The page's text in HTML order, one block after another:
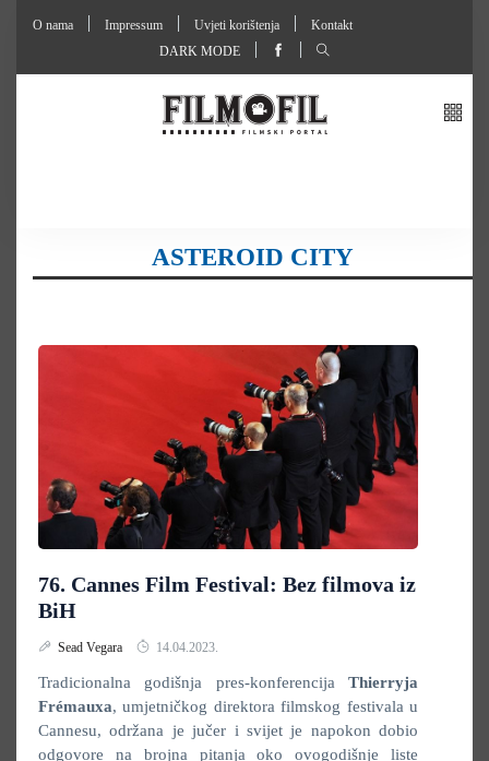
O nama Impressum Uvjeti korištenja
Kontakt
DARK MODE
ASTEROID CITY
76. Cannes Film Festival: Bez filmova iz
BiH
Sead Vegara 14.04.2023.
Tradicionalna godišnja pres-konferencija Thierryja
Frémauxa, umjetničkog direktora filmskog festivala u
Cannesu, održana je jučer i svijet je napokon dobio
odgovore na brojna pitanja oko ovogodišnje liste